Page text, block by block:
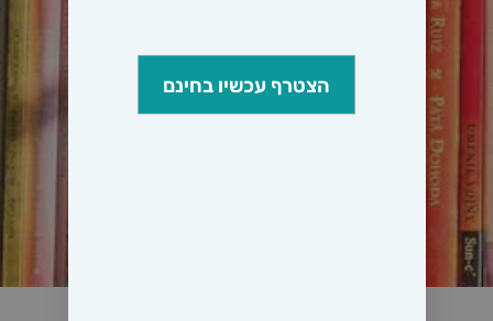
הצטרף עכשיו בחינם